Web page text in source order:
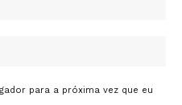
para a próxima vez que eu